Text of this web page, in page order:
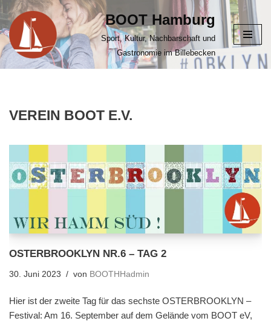
Zum
Inhalt
springen
BOOT Hamburg
Sport, Kultur, Nachbarschaft und
Gastronomie im Billebecken
VEREIN BOOT E.V.
OSTERBROOKLYN NR.6 – TAG 2
30. Juni 2023 von BOOTHHadmin
Hier ist der zweite Tag für das sechste OSTERBROOKLYN –
Festival: Am 16. September auf dem Gelände vom BOOT eV,